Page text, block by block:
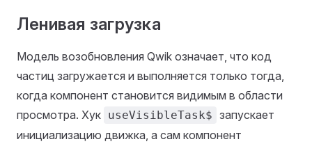
Ленивая загрузка
Модель возобновления Qwik означает, что код
частиц загружается и выполняется только тогда,
когда компонент становится видимым в области
просмотра. Хук useVisibleTask$ запускает
инициализацию движка, а сам компонент